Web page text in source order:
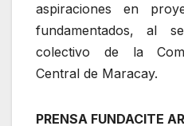
aspiraciones en
fundamentados, al
colectivo de la
Central de Maracay.
PRENSA FUNDACITE